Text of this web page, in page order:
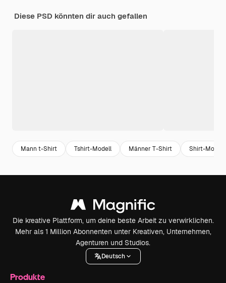
Diese PSD könnten dir auch gefallen
Mann t-Shirt Tshirt-Modell Männer T-Shirt Shirt-Modell
Die kreative Plattform, um deine beste Arbeit zu verwirklichen.
Mehr als 1 Million Abonnenten unter Kreativen, Unternehmen,
Agenturen und Studios.
Deutsch
Produkte